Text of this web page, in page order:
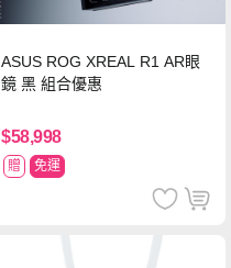
ASUS ROG XREAL R1 AR眼
鏡 黑 組合優惠
$58,998
贈 免運